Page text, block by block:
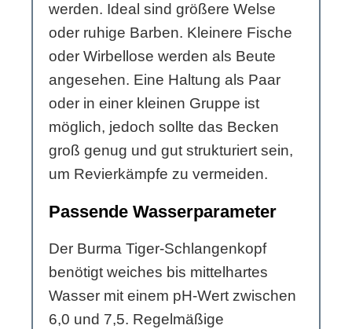
werden. Ideal sind größere Welse
oder ruhige Barben. Kleinere Fische
oder Wirbellose werden als Beute
angesehen. Eine Haltung als Paar
oder in einer kleinen Gruppe ist
möglich, jedoch sollte das Becken
groß genug und gut strukturiert sein,
um Revierkämpfe zu vermeiden.
Passende Wasserparameter
Der Burma Tiger-Schlangenkopf
benötigt weiches bis mittelhartes
Wasser mit einem pH-Wert zwischen
6,0 und 7,5. Regelmäßige